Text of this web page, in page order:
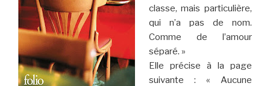
classe, mais particulière,
qui n’a pas de nom.
Comme de l’amour
séparé. »
Elle précise à la page
suivante : « Aucune